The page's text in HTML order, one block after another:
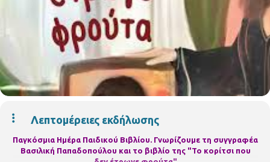
Λεπτομέρειες εκδήλωσης
Παγκόσμια Ημέρα Παιδικού Βιβλίου. Γνωρίζουμε τη συγγραφέα
Βασιλική Παπαδοπούλου και το βιβλίο της "Το κορίτσι που